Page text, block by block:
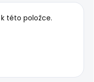
této položce.